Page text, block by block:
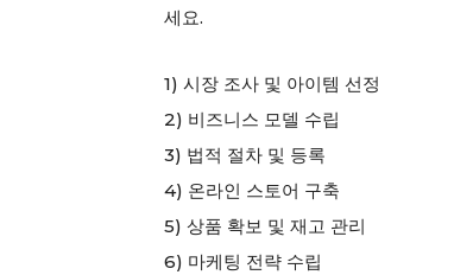
세요.
1) 시장 조사 및 아이템 선정
2) 비즈니스 모델 수립
3) 법적 절차 및 등록
4) 온라인 스토어 구축
5) 상품 확보 및 재고 관리
6) 마케팅 전략 수립